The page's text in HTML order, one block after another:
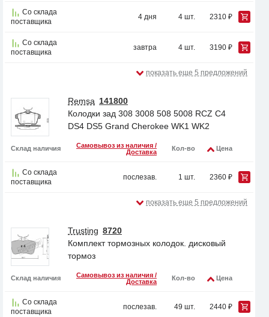
Со склада
поставщика
4 дня 4 шт. 2310 ₽
Со склада
поставщика
завтра 4 шт. 3190 ₽
показать еще 5 предложений
Remsa 141800
Колодки зад 308 3008 508 5008 RCZ C4
DS4 DS5 Grand Cherokee WK1 WK2
Склад наличия
Самовывоз из наличия /
Доставка
Кол-во Цена
Со склада
поставщика
послезав. 1 шт. 2360 ₽
показать еще 5 предложений
Trusting 8720
Комплект тормозных колодок. дисковый
тормоз
Склад наличия
Самовывоз из наличия /
Доставка
Кол-во Цена
Со склада
поставщика
послезав. 49 шт. 2440 ₽